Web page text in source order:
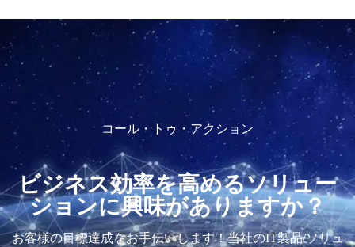
コール・トゥ・アクション
ビジネス効率を高めるソリュー
ションに興味がありますか？
お客様の目標達成をお手伝いします！当社のIT製品/ソリュ